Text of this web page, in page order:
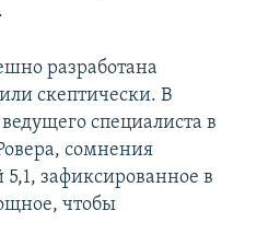
разработана
скептически. В
специалиста в
сомнения
зафиксированное в
чтобы